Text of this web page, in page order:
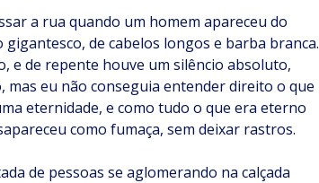
a rua quando um homem apareceu do
de cabelos longos e barba branca.
e de repente houve um silêncio absoluto,
eu não conseguia entender direito o que
eternidade, e como tudo o que era eterno
como fumaça, sem deixar rastros.
de pessoas se aglomerando na calçada